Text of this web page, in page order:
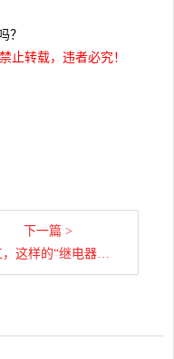
？
止转载，违者必究！
下一篇 >
的“继电器触点损坏故障”你们有吗？